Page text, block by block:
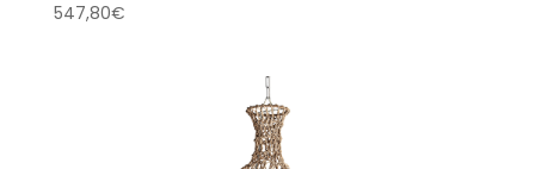
547,80€